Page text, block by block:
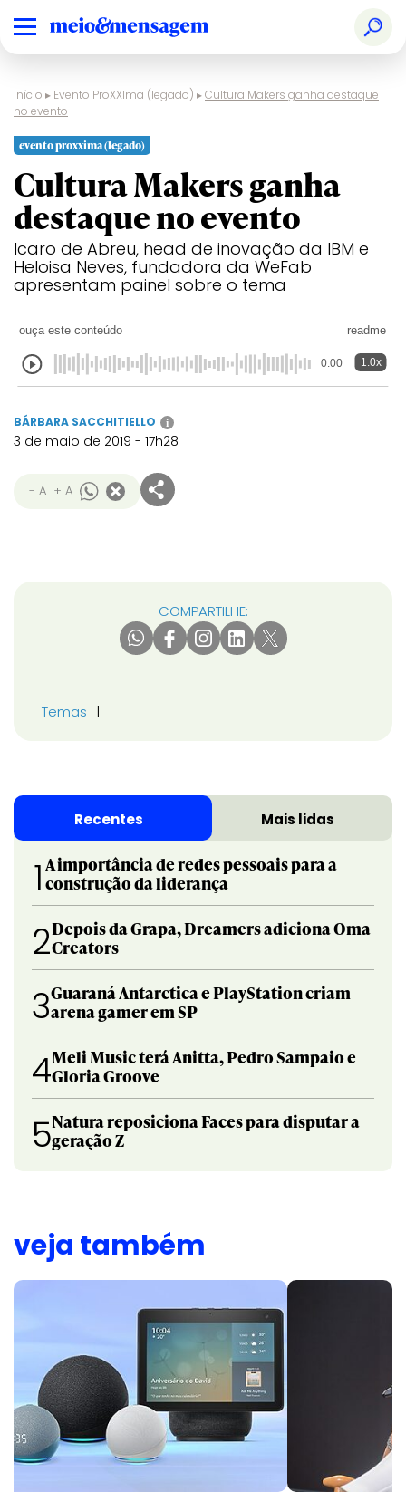
Início ▸ Evento ProXXIma (legado) ▸Cultura Makers ganha destaque
no evento
evento proxxima (legado)
Cultura Makers ganha
destaque no evento
Icaro de Abreu, head de inovação da IBM e
Heloisa Neves, fundadora da WeFab
apresentam painel sobre o tema
ouça este conteúdo readme
0:00 1.0x
BÁRBARA SACCHITIELLO i
3 de maio de 2019 - 17h28
- A + A
COMPARTILHE:
Temas
Recentes Mais lidas
1 A importância de redes pessoais para a
construção da liderança
2Depois da Grapa, Dreamers adiciona Oma
Creators
3Guaraná Antarctica e PlayStation criam
arena gamer em SP
4Meli Music terá Anitta, Pedro Sampaio e
Gloria Groove
5Natura reposiciona Faces para disputar a
geração Z
veja também